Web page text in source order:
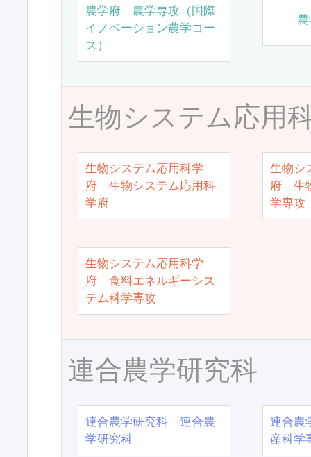
農学府 農学専攻（国際
イノベーション農学コー
ス）
生物システム応用
生物システム応用科学
府 生物システム応用科
学府
生物シ
府 生
学専攻
生物システム応用科学
府 食料エネルギーシス
テム科学専攻
連合農学研究科
連合農学研究科 連合農
学研究科
連合農
産科学